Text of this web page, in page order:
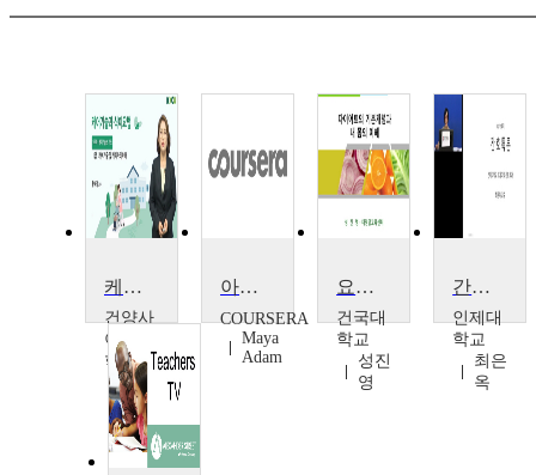
케어기술과 식이요법
건양사
이버대
학교
황혜
정,
강경
희
아동 영양과 요리
COURSERA
Maya
Adam
요요없는 다이어트 방법
건국대
학교
성진
영
간호특론
인제대
학교
최은
옥